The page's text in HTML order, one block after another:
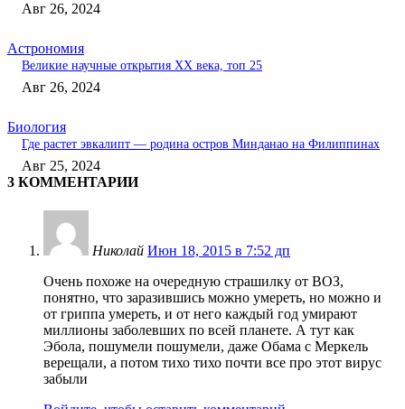
Авг 26, 2024
Астрономия
Великие научные открытия XX века, топ 25
Авг 26, 2024
Биология
Где растет эвкалипт — родина остров Минданао на Филиппинах
Авг 25, 2024
3 КОММЕНТАРИИ
Николай Июн 18, 2015 в 7:52 дп
Очень похоже на очередную страшилку от ВОЗ,
понятно, что заразившись можно умереть, но можно и
от гриппа умереть, и от него каждый год умирают
миллионы заболевших по всей планете. А тут как
Эбола, пошумели пошумели, даже Обама с Меркель
верещали, а потом тихо тихо почти все про этот вирус
забыли